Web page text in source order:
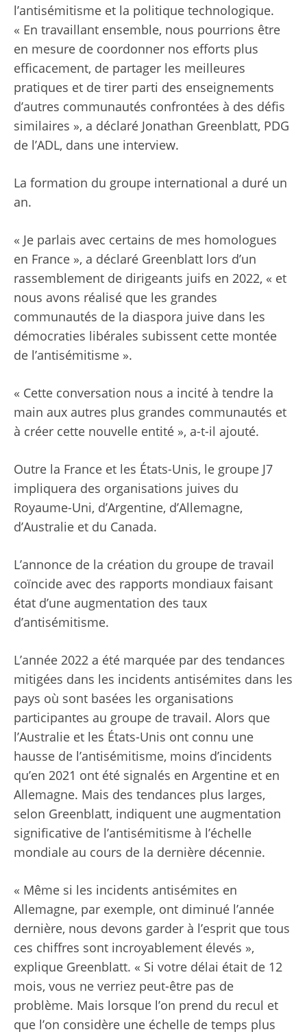
l’antisémitisme et la politique technologique.
« En travaillant ensemble, nous pourrions être
en mesure de coordonner nos efforts plus
efficacement, de partager les meilleures
pratiques et de tirer parti des enseignements
d’autres communautés confrontées à des défis
similaires », a déclaré Jonathan Greenblatt, PDG
de l’ADL, dans une interview.
La formation du groupe international a duré un
an.
« Je parlais avec certains de mes homologues
en France », a déclaré Greenblatt lors d’un
rassemblement de dirigeants juifs en 2022, « et
nous avons réalisé que les grandes
communautés de la diaspora juive dans les
démocraties libérales subissent cette montée
de l’antisémitisme ».
« Cette conversation nous a incité à tendre la
main aux autres plus grandes communautés et
à créer cette nouvelle entité », a-t-il ajouté.
Outre la France et les États-Unis, le groupe J7
impliquera des organisations juives du
Royaume-Uni, d’Argentine, d’Allemagne,
d’Australie et du Canada.
L’annonce de la création du groupe de travail
coïncide avec des rapports mondiaux faisant
état d’une augmentation des taux
d’antisémitisme.
L’année 2022 a été marquée par des tendances
mitigées dans les incidents antisémites dans les
pays où sont basées les organisations
participantes au groupe de travail. Alors que
l’Australie et les États-Unis ont connu une
hausse de l’antisémitisme, moins d’incidents
qu’en 2021 ont été signalés en Argentine et en
Allemagne. Mais des tendances plus larges,
selon Greenblatt, indiquent une augmentation
significative de l’antisémitisme à l’échelle
mondiale au cours de la dernière décennie.
« Même si les incidents antisémites en
Allemagne, par exemple, ont diminué l’année
dernière, nous devons garder à l’esprit que tous
ces chiffres sont incroyablement élevés »,
explique Greenblatt. « Si votre délai était de 12
mois, vous ne verriez peut-être pas de
problème. Mais lorsque l’on prend du recul et
que l’on considère une échelle de temps plus